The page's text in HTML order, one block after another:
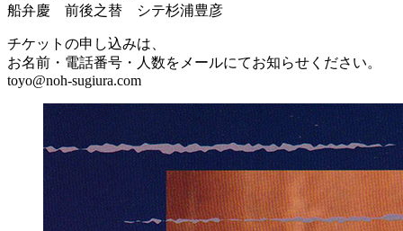
船弁慶 前後之替 シテ杉浦豊彦
チケットの申し込みは、
お名前・電話番号・人数をメールにてお知らせください。
toyo@noh-sugiura.com